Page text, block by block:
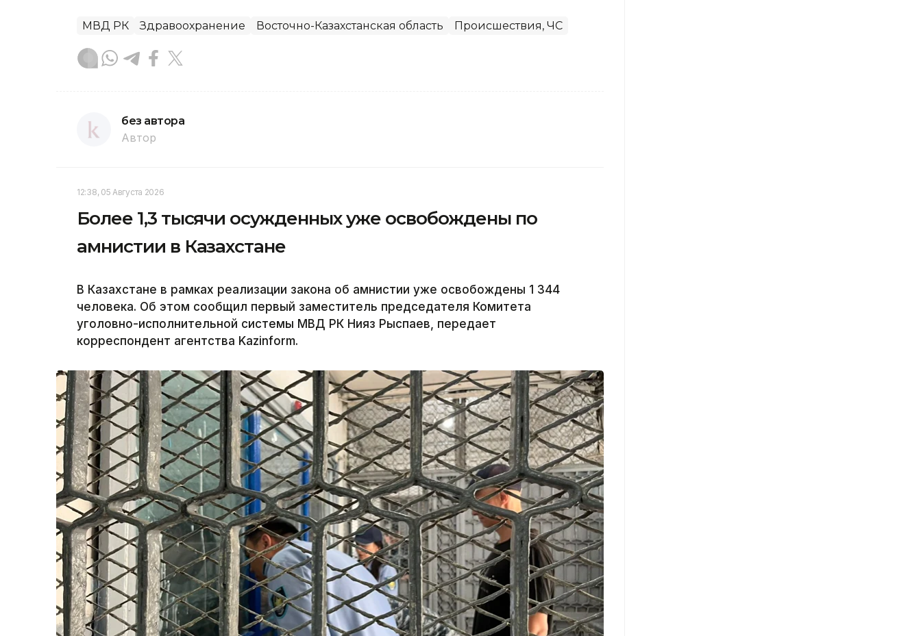
МВД РК Здравоохранение Восточно-Казахстанская область Происшествия, ЧС
без автора
Автор
12:38, 05 Августа 2026
Более 1,3 тысячи осужденных уже освобождены по
амнистии в Казахстане
В Казахстане в рамках реализации закона об амнистии уже освобождены 1 344
человека. Об этом сообщил первый заместитель председателя Комитета
уголовно-исполнительной системы МВД РК Нияз Рыспаев, передает
корреспондент агентства Kazinform.